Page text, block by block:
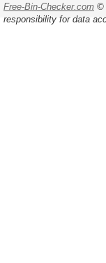
Free-Bin-Checker.com ©
responsibility for data